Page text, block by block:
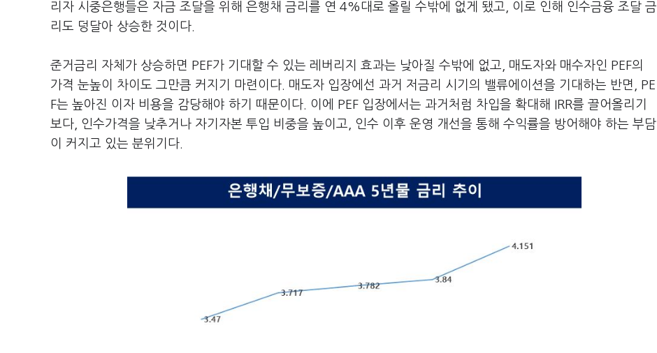
리자 시중은행들은 자금 조달을 위해 은행채 금리를 연 4%대로 올릴 수밖에 없게 됐고, 이로 인해 인수금융 조달 금
리도 덩달아 상승한 것이다.
준거금리 자체가 상승하면 PEF가 기대할 수 있는 레버리지 효과는 낮아질 수밖에 없고, 매도자와 매수자인 PEF의
가격 눈높이 차이도 그만큼 커지기 마련이다. 매도자 입장에선 과거 저금리 시기의 밸류에이션을 기대하는 반면, PE
F는 높아진 이자 비용을 감당해야 하기 때문이다. 이에 PEF 입장에서는 과거처럼 차입을 확대해 IRR를 끌어올리기
보다, 인수가격을 낮추거나 자기자본 투입 비중을 높이고, 인수 이후 운영 개선을 통해 수익률을 방어해야 하는 부담
이 커지고 있는 분위기다.